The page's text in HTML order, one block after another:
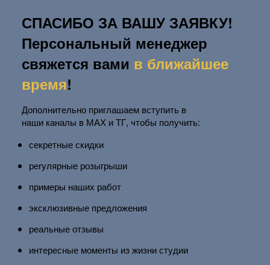
СПАСИБО ЗА ВАШУ ЗАЯВКУ!
Персональный менеджер
свяжется вами в ближайшее
время!
Дополнительно приглашаем вступить в
наши каналы в МАХ и ТГ, чтобы получить:
секретныескидки
регулярные розыгрыши
примеры наших работ
эксклюзивные предложения
реальныеотзывы
интересные моменты из жизни студии